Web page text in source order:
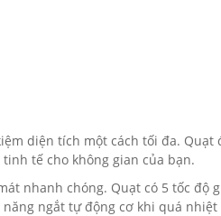
diện tích một cách tối đa.
tế cho không gian của bạn.
nhanh chóng. Quạt có 5 tốc độ
ngắt tự động cơ khi quá nhiệt